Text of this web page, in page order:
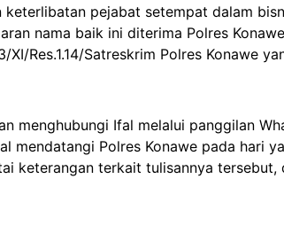
pejabat setempat dalam
nama baik ini diterima Polres
Res.1.14/Satreskrim Polres Konawe
menghubungi Ifal melalui panggilan
mendatangi Polres Konawe pada hari
keterangan terkait tulisannya